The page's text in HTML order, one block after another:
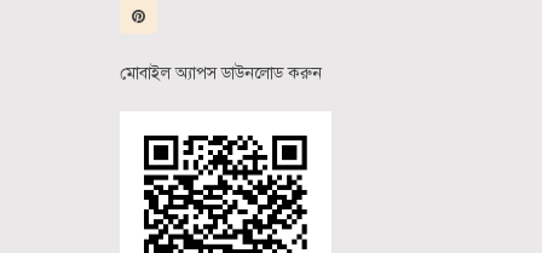
মোবাইল অ্যাপস ডাউনলোড করুন